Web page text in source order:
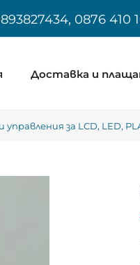
0876
Доставка и
за LCD, LED,